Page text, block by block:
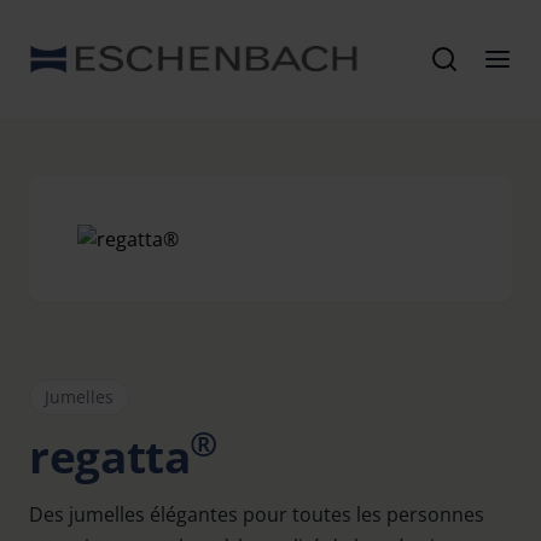
Jumelles
regatta®
Des jumelles élégantes pour toutes les personnes